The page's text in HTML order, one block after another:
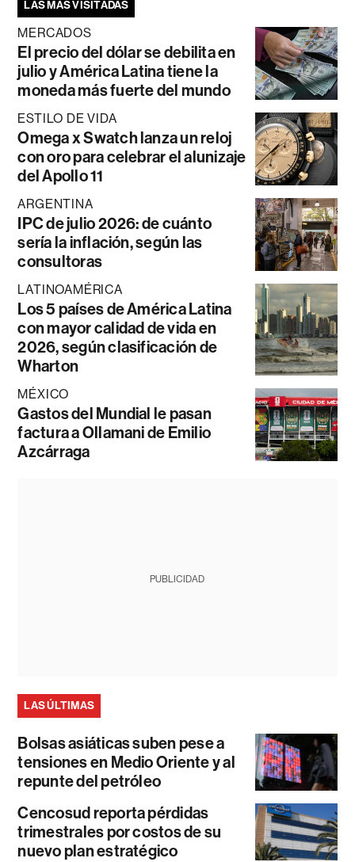
LAS MÁS VISITADAS
MERCADOS
El precio del dólar se debilita en
julio y América Latina tiene la
moneda más fuerte del mundo
ESTILO DE VIDA
Omega x Swatch lanza un reloj
con oro para celebrar el alunizaje
del Apollo 11
ARGENTINA
IPC de julio 2026: de cuánto
sería la inflación, según las
consultoras
LATINOAMÉRICA
Los 5 países de América Latina
con mayor calidad de vida en
2026, según clasificación de
Wharton
MÉXICO
Gastos del Mundial le pasan
factura a Ollamani de Emilio
Azcárraga
PUBLICIDAD
LAS ÚLTIMAS
Bolsas asiáticas suben pese a
tensiones en Medio Oriente y al
repunte del petróleo
Cencosud reporta pérdidas
trimestrales por costos de su
nuevo plan estratégico